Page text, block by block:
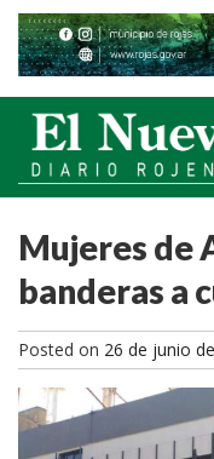
Mujeres de
banderas a
Posted on 26 de junio